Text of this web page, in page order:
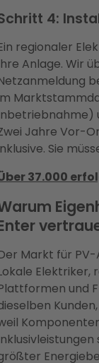
4:
regionaler
Anlage. Wir
Jahre Vor-
Sie
37.000
Markt für
Elektriker,
und